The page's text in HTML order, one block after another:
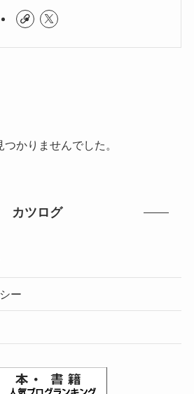
かりませんでした。
カツログ
ー